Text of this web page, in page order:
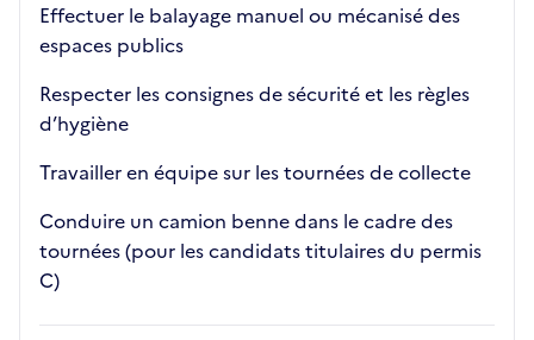
Effectuer le balayage manuel ou mécanisé des
espaces publics
Respecter les consignes de sécurité et les règles
d’hygiène
Travailler en équipe sur les tournées de collecte
Conduire un camion benne dans le cadre des
tournées (pour les candidats titulaires du permis
C)